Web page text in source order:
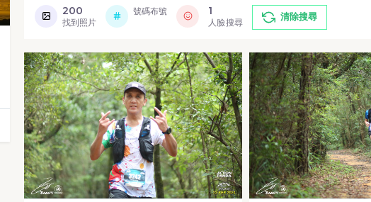
200
找到照片
號碼布號 1
人臉搜尋
清除搜尋